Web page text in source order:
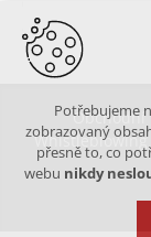
Obchodní
Whistleblowing
Potřebujeme
zobrazovaný
přesně to, co
webu nikdy